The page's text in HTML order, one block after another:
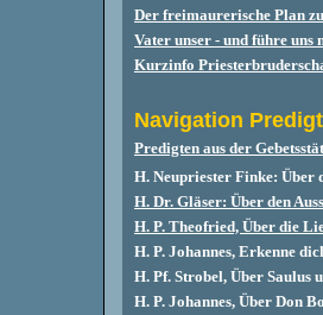
Der freimaurerische Plan
Vater unser - und führe uns
Kurzinfo
Navigation
Predigten aus der
H. Neupriester Finke: Über
H. Dr. Gläser: Über den
H. P. Theofried, Über die
H. P. Johannes, Erkenne
H. Pf. Strobel, Über Saulus
H. P. Johannes, Über Don